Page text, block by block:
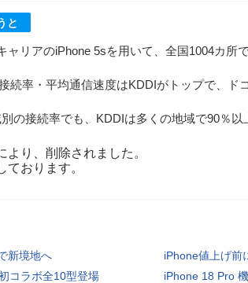
と
ャリアのiPhone 5sを用いて、全国1004カ所
続率・平均通信速度はKDDIがトップで、ド
の接続率でも、KDDIは多くの地域で90％以
より、削除されました。
ております。
新境地へ
iPhone値上げ前
コラボ全10型登場
iPhone 18 Pro